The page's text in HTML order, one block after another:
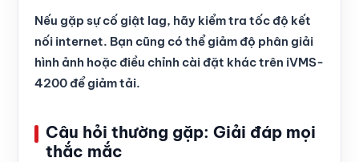
Nếu gặp sự cố giật lag, hãy kiểm tra tốc độ kết
nối internet. Bạn cũng có thể giảm độ phân giải
hình ảnh hoặc điều chỉnh cài đặt khác trên iVMS-
4200 để giảm tải.
Câu hỏi thường gặp: Giải đáp mọi
thắc mắc